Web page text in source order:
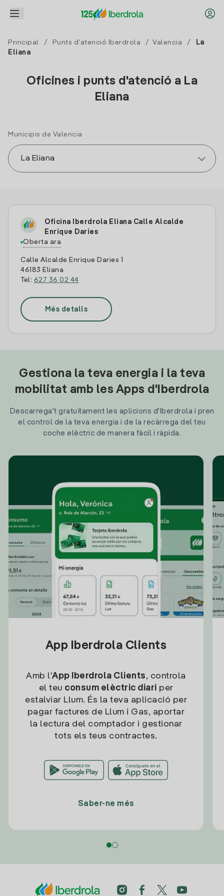
Principal / Punts d'atenció Iberdrola / Valencia /
La
Eliana
Oficines i punts d'atenció a La
Eliana
Municipis de Valencia
Oficina Iberdrola Eliana Calle Alcalde
Enrique Daries
Oberta ara
Calle Alcalde Enrique Daries 1
46183 Eliana
Tel: 627 36 02 44
Més detalls
Gestiona la teva energia i la teva
mobilitat amb les Apps d'Iberdrola
Descarrega't gratuïtament les aplicions d'Iberdrola i pren
el control de la teva energia i de la recàrrega del teu
coche elèctric de manera fàcil i ràpida.
App Iberdrola Clients
Amb l'App Iberdrola Clients, controla
el teu consum elèctric diari per
estalviar Llum. És la teva aplicació per
pagar factures de Llum i Gas, aportar
la lectura del comptador i gestionar
tots els teus contractes.
Saber-ne més